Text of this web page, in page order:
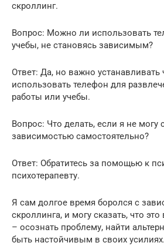
скроллинг.
Вопрос: Можно ли использовать
учебы, не становясь зависимым?
Ответ: Да, но важно устанавливать
использовать телефон для
работы или учебы.
Вопрос: Что делать, если я не могу
зависимостью самостоятельно?
Ответ: Обратитесь за помощью к
психотерапевту.
Я сам долгое время боролся с
скроллинга, и могу сказать, что
– осознать проблему, найти
быть настойчивым в своих